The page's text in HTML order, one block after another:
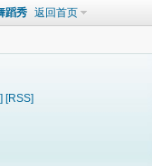
蹈秀 返回首页
[RSS]